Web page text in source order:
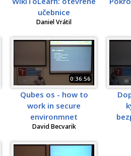
učebnice
Daniel Vrátil
0:36:56
Qubes os - how to
work in secure
environmnet
David Becvarik